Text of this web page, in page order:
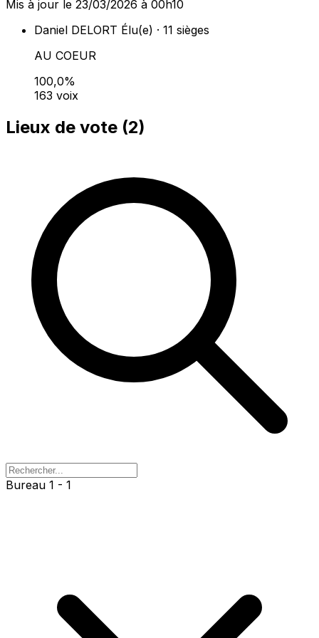
Mis à jour le 23/03/2026 à 00h10
Daniel DELORT Élu(e) · 11 sièges
AU COEUR
100,0%
163 voix
Lieux de vote (2)
Bureau 1 - 1